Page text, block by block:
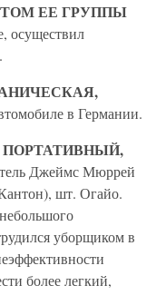
ЕЕ ГРУППЫ
осуществил
в Германии.
Джеймс Мюррей
шт. Огайо.
уборщиком в
более легкий,